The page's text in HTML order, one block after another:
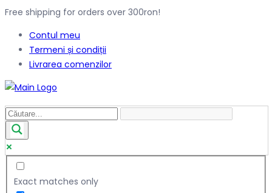
Free shipping for orders over 300ron!
Contul meu
Termeni și condiții
Livrarea comenzilor
Exact matches only